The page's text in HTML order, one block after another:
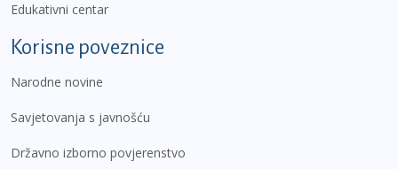
Edukativni centar
Korisne poveznice
Narodne novine
Savjetovanja s javnošću
Državno izborno povjerenstvo